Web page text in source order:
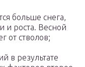
больше снега,
и роста. Весной
от стволов;
в результате